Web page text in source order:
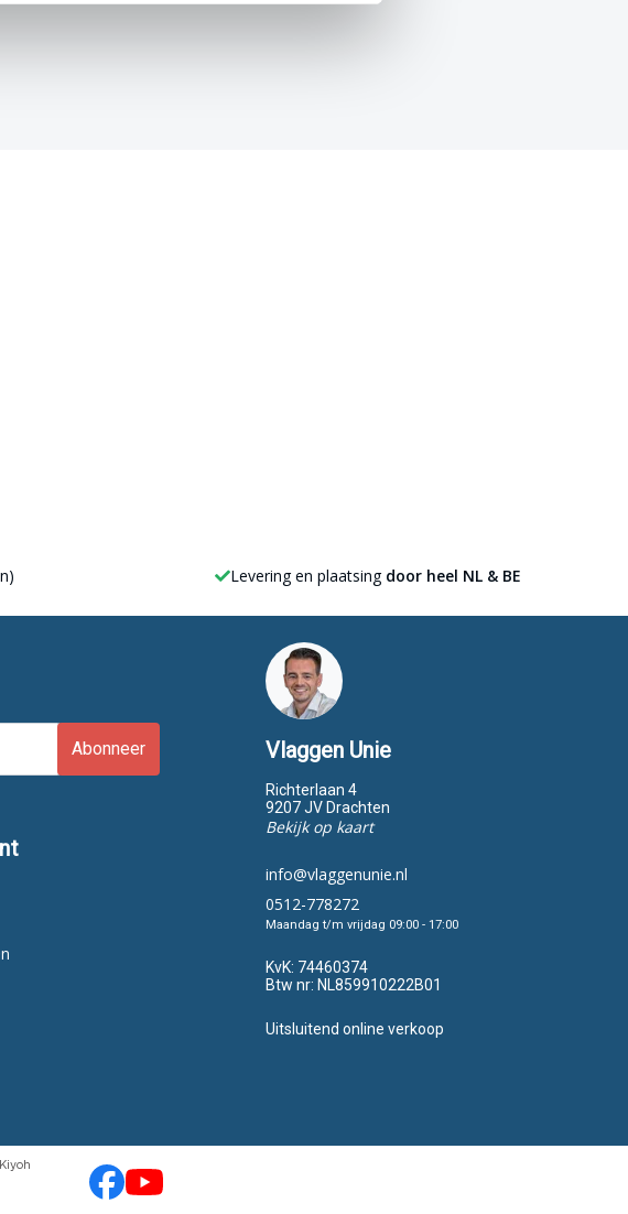
Levering en plaatsing door heel NL & BE
Abonneer Vlaggen Unie
Richterlaan 4
9207 JV Drachten
Bekijk op kaart
info@vlaggenunie.nl
0512-778272
Maandag t/m vrijdag 09:00 - 17:00
KvK: 74460374
Btw nr: NL859910222B01
Uitsluitend online verkoop